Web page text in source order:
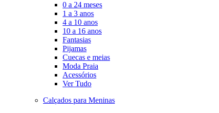
0 a 24 meses
1 a 3 anos
4 a 10 anos
10 a 16 anos
Fantasias
Pijamas
Cuecas e meias
Moda Praia
Acessórios
Ver Tudo
Calçados para Meninas